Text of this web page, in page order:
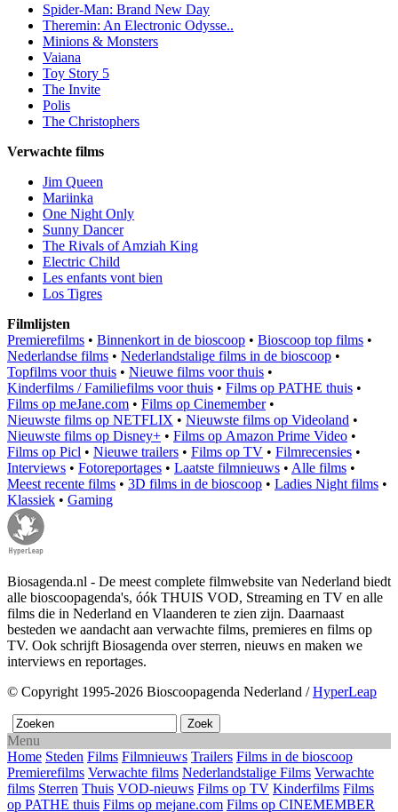
Spider-Man: Brand New Day
Theremin: An Electronic Odysse..
Minions & Monsters
Vaiana
Toy Story 5
The Invite
Polis
The Christophers
Verwachte films
Jim Queen
Mariinka
One Night Only
Sunny Dancer
The Rivals of Amziah King
Electric Child
Les enfants vont bien
Los Tigres
Filmlijsten
Premierefilms • Binnenkort in de bioscoop • Bioscoop top films •
Nederlandse films • Nederlandstalige films in de bioscoop •
Topfilms voor thuis • Nieuwe films voor thuis •
Kinderfilms / Familiefilms voor thuis • Films op PATHE thuis •
Films op meJane.com • Films op Cinemember•
Nieuwste films op NETFLIX • Nieuwste films op Videoland •
Nieuwste films op Disney+ • Films op Amazon Prime Video •
Films op Picl • Nieuwe trailers • Films op TV • Filmrecensies •
Interviews • Fotoreportages • Laatste filmnieuws • Alle films •
Meest recente films • 3D films in de bioscoop • Ladies Night films •
Klassiek • Gaming
Biosagenda.nl - De meest complete filmwebsite van Nederland biedt
alle bioscoopagenda's, óók THUIS VOD, Streaming en TV en alle
films die in Nederland en Vlaanderen te zien zijn. Daarnaast
besteden we aandacht aan verwachte films, premieres en films op
TV. Ook schrijft Biosagenda over sterren, nieuws en maken we
interviews en reportages.
© Copyright 1995-2026 Bioscoopagenda Nederland /HyperLeap
Menu
Home Steden Films Filmnieuws Trailers Films in de bioscoop
Premierefilms Verwachte films Nederlandstalige Films Verwachte
films Sterren Thuis VOD-nieuws Films op TV Kinderfilms Films
op PATHE thuis Films op mejane.com Films op CINEMEMBER